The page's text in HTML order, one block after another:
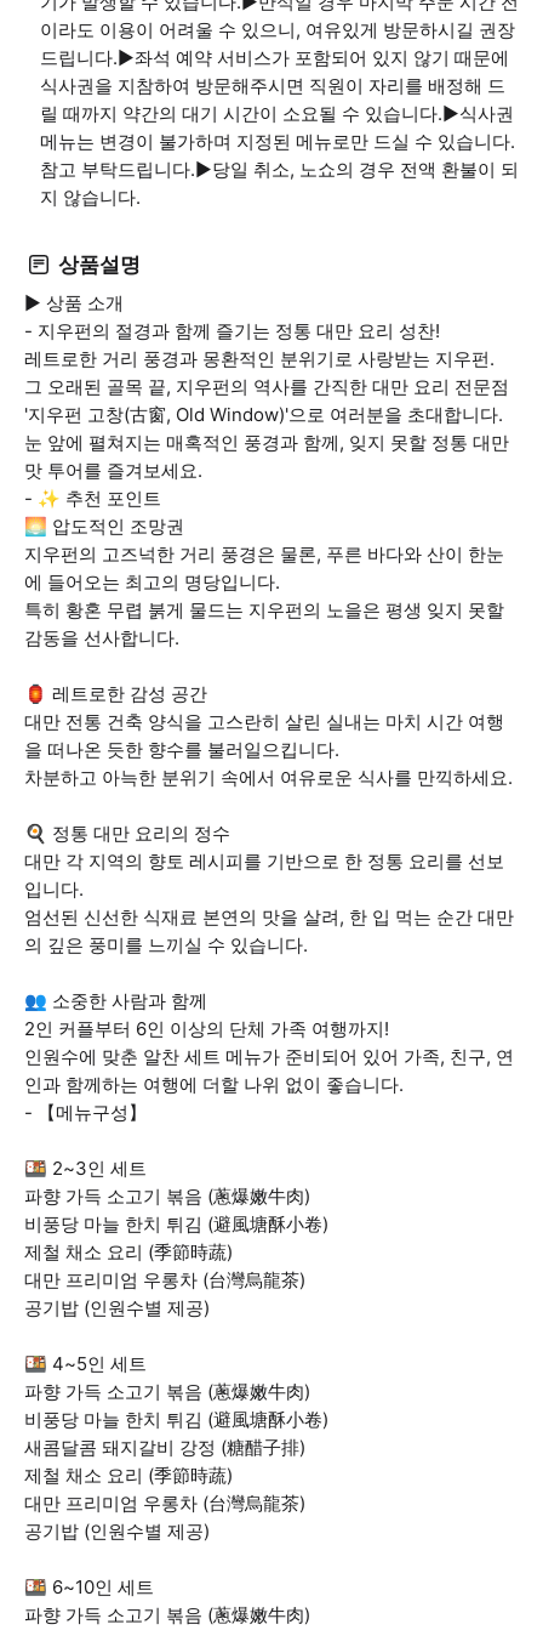
이라도 이용이 어려울 수 있으니, 여유있게 방문하시길 권장
드립니다.▶좌석 예약 서비스가 포함되어 있지 않기 때문에
식사권을 지참하여 방문해주시면 직원이 자리를 배정해 드
릴 때까지 약간의 대기 시간이 소요될 수 있습니다.▶식사권
메뉴는 변경이 불가하며 지정된 메뉴로만 드실 수 있습니다.
참고 부탁드립니다.▶당일 취소, 노쇼의 경우 전액 환불이 되
지 않습니다.
상품설명
▶ 상품 소개
- 지우펀의 절경과 함께 즐기는 정통 대만 요리 성찬!
레트로한 거리 풍경과 몽환적인 분위기로 사랑받는 지우펀.
그 오래된 골목 끝, 지우펀의 역사를 간직한 대만 요리 전문점
'지우펀 고창(古窗, Old Window)'으로 여러분을 초대합니다.
눈 앞에 펼쳐지는 매혹적인 풍경과 함께, 잊지 못할 정통 대만
맛 투어를 즐겨보세요.
- ✨ 추천 포인트
🌅 압도적인 조망권
지우펀의 고즈넉한 거리 풍경은 물론, 푸른 바다와 산이 한눈
에 들어오는 최고의 명당입니다.
특히 황혼 무렵 붉게 물드는 지우펀의 노을은 평생 잊지 못할
감동을 선사합니다.
🏮 레트로한 감성 공간
대만 전통 건축 양식을 고스란히 살린 실내는 마치 시간 여행
을 떠나온 듯한 향수를 불러일으킵니다.
차분하고 아늑한 분위기 속에서 여유로운 식사를 만끽하세요.
🍳 정통 대만 요리의 정수
대만 각 지역의 향토 레시피를 기반으로 한 정통 요리를 선보
입니다.
엄선된 신선한 식재료 본연의 맛을 살려, 한 입 먹는 순간 대만
의 깊은 풍미를 느끼실 수 있습니다.
👥 소중한 사람과 함께
2인 커플부터 6인 이상의 단체 가족 여행까지!
인원수에 맞춘 알찬 세트 메뉴가 준비되어 있어 가족, 친구, 연
인과 함께하는 여행에 더할 나위 없이 좋습니다.
- 【메뉴구성】
🍱 2~3인 세트
파향 가득 소고기 볶음 (蔥爆嫩牛肉)
비풍당 마늘 한치 튀김 (避風塘酥小卷)
제철 채소 요리 (季節時蔬)
대만 프리미엄 우롱차 (台灣烏龍茶)
공기밥 (인원수별 제공)
🍱 4~5인 세트
파향 가득 소고기 볶음 (蔥爆嫩牛肉)
비풍당 마늘 한치 튀김 (避風塘酥小卷)
새콤달콤 돼지갈비 강정 (糖醋子排)
제철 채소 요리 (季節時蔬)
대만 프리미엄 우롱차 (台灣烏龍茶)
공기밥 (인원수별 제공)
🍱 6~10인 세트
파향 가득 소고기 볶음 (蔥爆嫩牛肉)